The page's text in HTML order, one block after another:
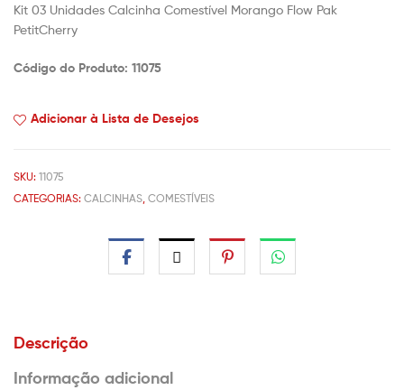
Kit 03 Unidades Calcinha Comestível Morango Flow Pak
PetitCherry
Código do Produto: 11075
Adicionar à Lista de Desejos
SKU: 11075
CATEGORIAS: CALCINHAS, COMESTÍVEIS
Descrição
Informação adicional